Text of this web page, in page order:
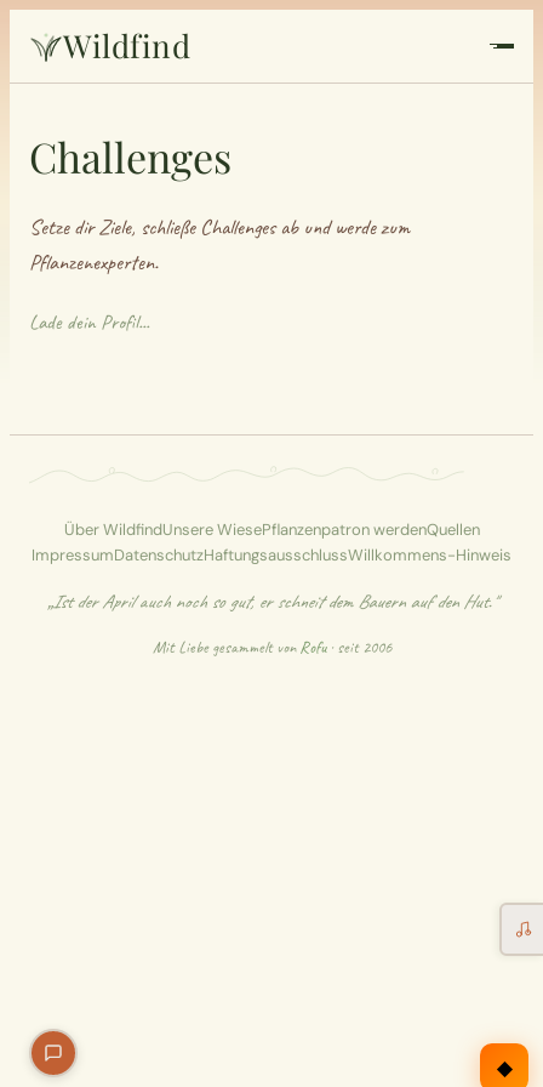
Wildfind
Pflanzen
Rezepte
Heilkunde
Suche
Sammelkalender
Challenges
Challenges
Setze dir Ziele, schließe Challenges ab und werde zum
Pflanzenexperten.
Lade dein Profil...
Über WildfindUnsere WiesePflanzenpatron werdenQuellen
ImpressumDatenschutzHaftungsausschlussWillkommens-Hinweis
„Ist der April auch noch so gut, er schneit dem Bauern auf den Hut."
Mit Liebe gesammelt vonRofu· seit 2006
◆